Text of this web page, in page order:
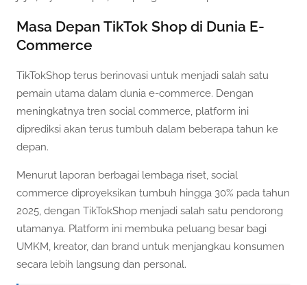
Masa Depan TikTok Shop di Dunia E-
Commerce
TikTokShop terus berinovasi untuk menjadi salah satu
pemain utama dalam dunia e-commerce. Dengan
meningkatnya tren social commerce, platform ini
diprediksi akan terus tumbuh dalam beberapa tahun ke
depan.
Menurut laporan berbagai lembaga riset, social
commerce diproyeksikan tumbuh hingga 30% pada tahun
2025, dengan TikTokShop menjadi salah satu pendorong
utamanya. Platform ini membuka peluang besar bagi
UMKM, kreator, dan brand untuk menjangkau konsumen
secara lebih langsung dan personal.